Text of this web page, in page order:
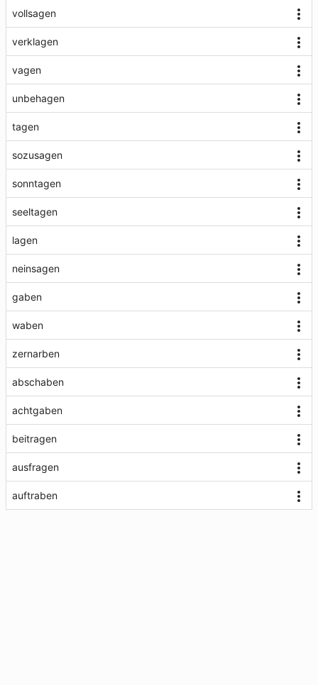
vollsagen
verklagen
vagen
unbehagen
tagen
sozusagen
sonntagen
seeltagen
lagen
neinsagen
gaben
waben
zernarben
abschaben
achtgaben
beitragen
ausfragen
auftraben